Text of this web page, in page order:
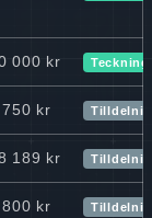
000 kr Teckning
kr
189 kr
kr